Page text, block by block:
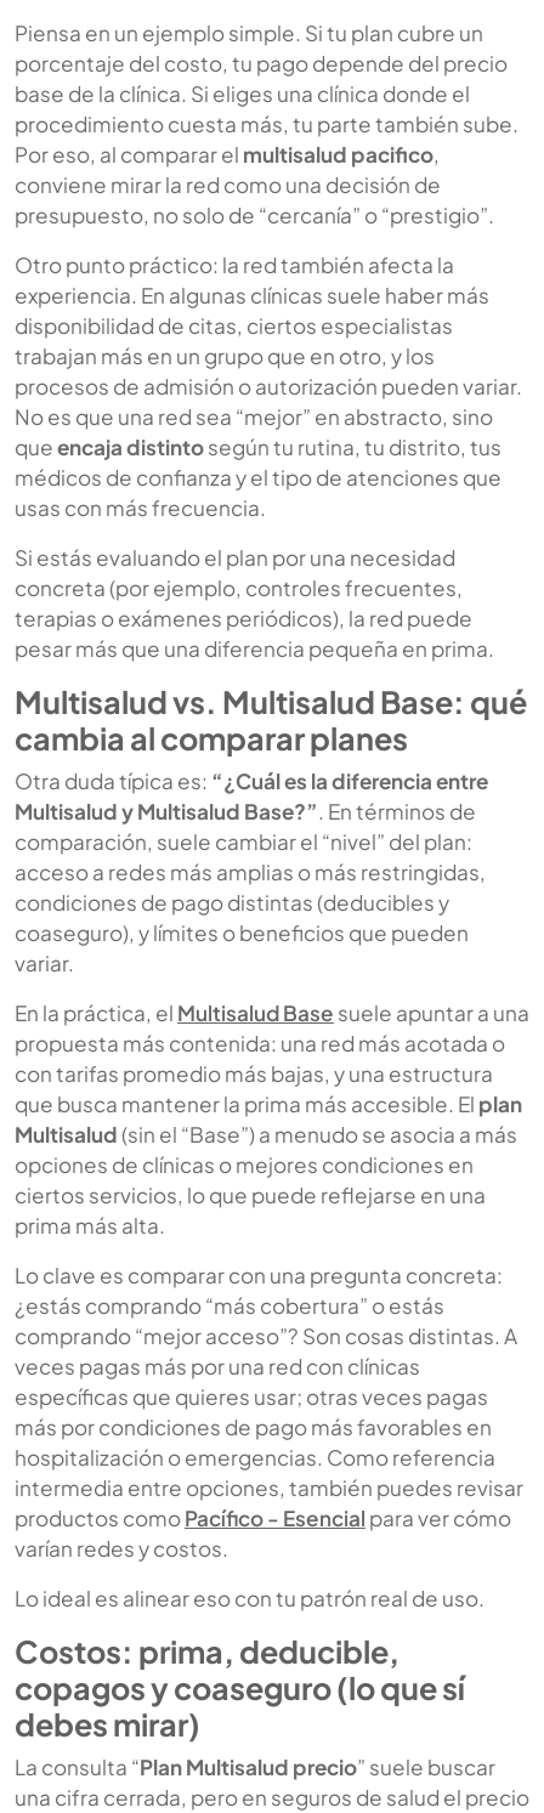
Piensa en un ejemplo simple. Si tu plan cubre un
porcentaje del costo, tu pago depende del precio
base de la clínica. Si eliges una clínica donde el
procedimiento cuesta más, tu parte también sube.
Por eso, al comparar el multisalud pacifico,
conviene mirar la red como una decisión de
presupuesto, no solo de “cercanía” o “prestigio”.
Otro punto práctico: la red también afecta la
experiencia. En algunas clínicas suele haber más
disponibilidad de citas, ciertos especialistas
trabajan más en un grupo que en otro, y los
procesos de admisión o autorización pueden variar.
No es que una red sea “mejor” en abstracto, sino
queencaja distintosegún tu rutina, tu distrito, tus
médicos de confianza y el tipo de atenciones que
usas con más frecuencia.
Si estás evaluando el plan por una necesidad
concreta (por ejemplo, controles frecuentes,
terapias o exámenes periódicos), la red puede
pesar más que una diferencia pequeña en prima.
Multisalud vs. Multisalud Base: qué
cambia al comparar planes
Otra duda típica es: “¿Cuál es la diferencia entre
Multisalud y Multisalud Base?”. En términos de
comparación, suele cambiar el “nivel” del plan:
acceso a redes más amplias o más restringidas,
condiciones de pago distintas (deducibles y
coaseguro), y límites o beneficios que pueden
variar.
En la práctica, el Multisalud Base suele apuntar a una
propuesta más contenida: una red más acotada o
con tarifas promedio más bajas, y una estructura
que busca mantener la prima más accesible. El plan
Multisalud (sin el “Base”) a menudo se asocia a más
opciones de clínicas o mejores condiciones en
ciertos servicios, lo que puede reflejarse en una
prima más alta.
Lo clave es comparar con una pregunta concreta:
¿estás comprando “más cobertura” o estás
comprando “mejor acceso”? Son cosas distintas. A
veces pagas más por una red con clínicas
específicas que quieres usar; otras veces pagas
más por condiciones de pago más favorables en
hospitalización o emergencias. Como referencia
intermedia entre opciones, también puedes revisar
productos comoPacífico - Esencial para ver cómo
varían redes y costos.
Lo ideal es alinear eso con tu patrón real de uso.
Costos: prima, deducible,
copagos y coaseguro (lo que sí
debes mirar)
La consulta “Plan Multisalud precio” suele buscar
una cifra cerrada, pero en seguros de salud el precio